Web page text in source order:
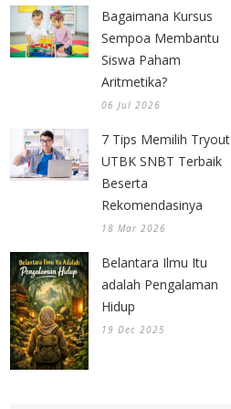
Bagaimana Kursus
Sempoa Membantu
Siswa Paham
Aritmetika?
06 Jul 2026
7 Tips Memilih Tryout
UTBK SNBT Terbaik
Beserta
Rekomendasinya
18 Mar 2026
Belantara Ilmu Itu
adalah Pengalaman
Hidup
19 Dec 2025